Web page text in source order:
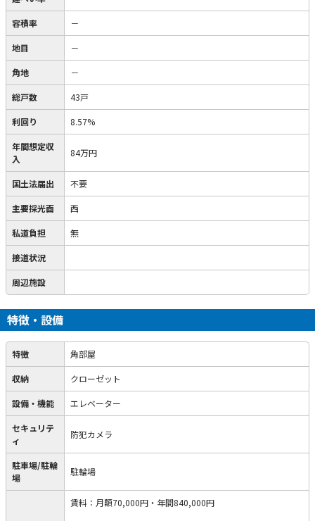
容積率 －
地目 －
角地 －
総戸数 43戸
利回り 8.57%
年間想定収
入
84万円
国土法届出 不要
主要採光面 西
私道負担 無
接道状況
周辺施設
特徴・設備
特徴 角部屋
収納 クローゼット
設備・機能 エレベーター
セキュリテ
ィ
防犯カメラ
駐車場/駐輪
場
駐輪場
賃料：月額70,000円・年間840,000円